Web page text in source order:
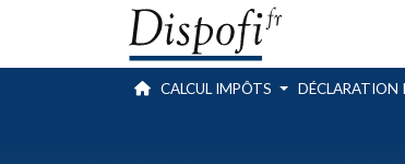
CALCUL IMPÔTS DÉCLARATION